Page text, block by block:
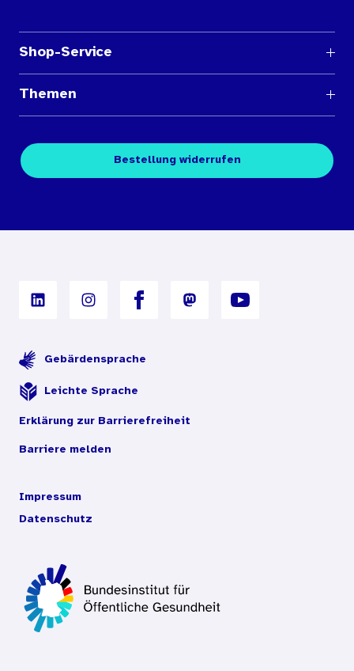
Shop-Service
Medienübersichten
Kontakt
Themen
Fachpublikationen
Digitales Archiv
Bestellung widerrufen
Gebärdensprache
Leichte Sprache
Erklärung zur Barrierefreiheit
Barriere melden
Impressum
Datenschutz